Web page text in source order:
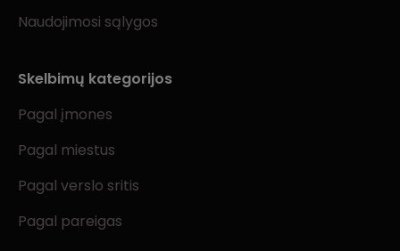
Naudojimosi sąlygos
Skelbimų kategorijos
Pagal įmones
Pagal miestus
Pagal verslo sritis
Pagal pareigas